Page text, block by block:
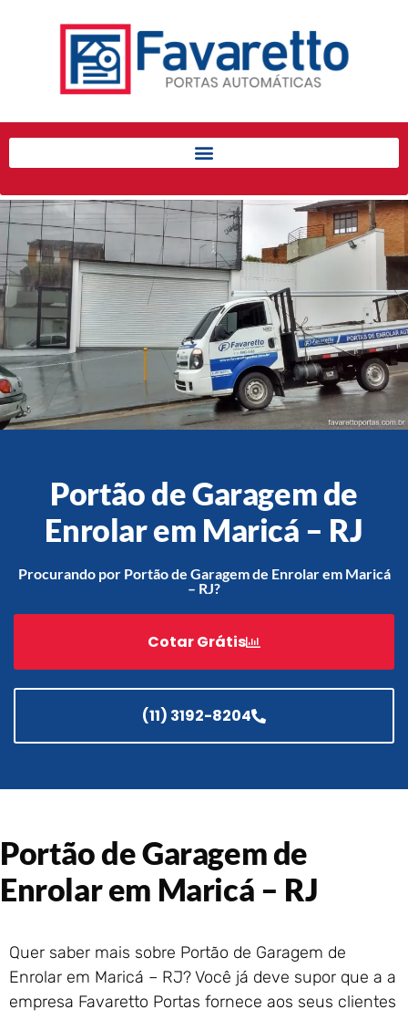
Início
Produtos
Porta de Enrolar Automática
Automatizadores
Acessórios Para Portas de
Enrolar
Pintura eletrostática
Portfólio
Contato
Acessórios
Automatização
Portão de Garagem de
Enrolar em Teresópolis – RJ
Portão de Garagem de
Enrolar em São João de
Portão de Garagem de
Enrolar em Rio das Ostras –
RJ
Portão de Garagem de
Enrolar em Petrópolis – RJ
Portão de Garagem de
Enrolar em Paraty – RJ
Portão de Garagem de
Enrolar em Maricá – RJ
Procurando por Portão de Garagem de Enrolar em Maricá
– RJ?
Cotar Grátis
(11) 3192-8204
Portão de Garagem de
Enrolar em Maricá – RJ
Quer saber mais sobre Portão de Garagem de
Enrolar em Maricá – RJ? Você já deve supor que a a
empresa Favaretto Portas fornece aos seus clientes